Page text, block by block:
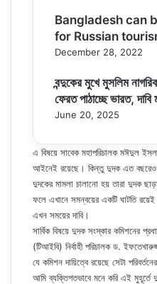
Bangladesh can
for Russian
December 28, 2022
বন্দুকের মুখে মুসলিম
ফেরত পাঠাচ্ছে ভারত,
June 20, 2025
এ বিষয়ে সাবেক মহাপরিচালক মঈদুল
আইনেই রয়েছে। কিন্তু দুদক এত বছরেও
দুদকের মামলা চালানো হয় তারা দুদক
ফলে এখানে সমন্বয়ের একটি ঘাটতি
এখন সময়ের দাবি।
সার্বিক বিষয়ে দুদক সংস্কার কমিশনের
(টিআইবি) নির্বাহী পরিচালক ড.
যে কমিশন দায়িত্বে রয়েছে সেটা
আমি ব্যক্তিগতভাবে মনে করি এই